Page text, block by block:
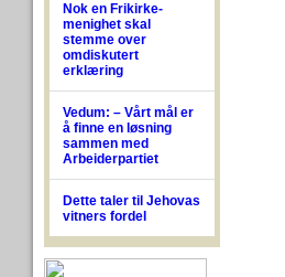
Nok en Frikirke-
menighet skal
stemme over
omdiskutert
erklæring
Vedum: – Vårt mål er
å finne en løsning
sammen med
Arbeiderpartiet
Dette taler til Jehovas
vitners fordel